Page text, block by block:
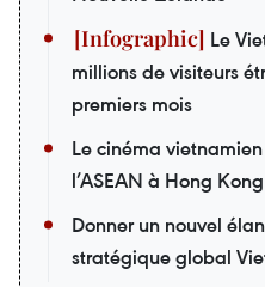
Le
millions de visiteurs
premiers mois
Le cinéma
l’ASEAN à Hong
Donner un nouvel
stratégique global